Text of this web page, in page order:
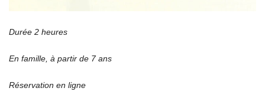
Durée 2 heures
En famille, à partir de 7 ans
Réservation en ligne